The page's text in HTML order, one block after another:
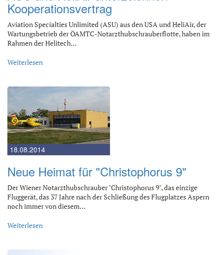
Kooperationsvertrag
Aviation Specialties Unlimited (ASU) aus den USA und HeliAir, der
Wartungsbetrieb der ÖAMTC-Notarzthubschrauberflotte, haben im
Rahmen der Helitech…
Weiterlesen
18.08.2014
Neue Heimat für "Christophorus 9"
Der Wiener Notarzthubschrauber "Christophorus 9", das einzige
Fluggerät, das 37 Jahre nach der Schließung des Flugplatzes Aspern
noch immer von diesem…
Weiterlesen